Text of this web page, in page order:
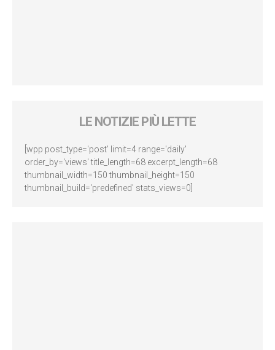
LE NOTIZIE PIÙ LETTE
[wpp post_type='post' limit=4 range='daily'
order_by='views' title_length=68 excerpt_length=68
thumbnail_width=150 thumbnail_height=150
thumbnail_build='predefined' stats_views=0]